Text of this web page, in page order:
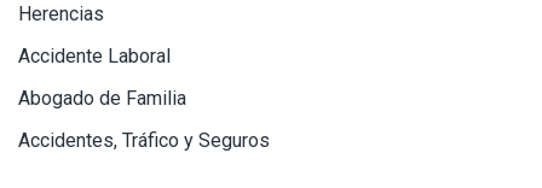
Herencias
Accidente Laboral
Abogado de Familia
Accidentes, Tráfico y Seguros